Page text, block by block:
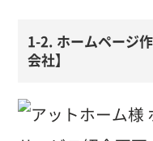
1-2. ホームページ
会社】